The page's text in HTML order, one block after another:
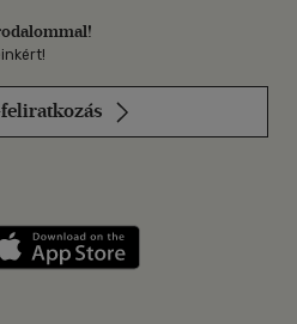
a LinkedInen
Szerezd meg: Google